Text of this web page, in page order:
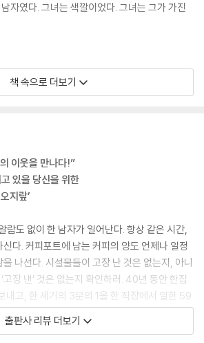
같은 적응을 ‘진화’라고 볼 때, 오베는 정반대다.
살고, 한 세기의 3분의 1을 한 직장에서 일했으
한 남자다. 오래된 집을 부수어 새 집을 짓고,
는 행동하는 시대의 남자다. 차가 고장나면 바로
게 해결하려 하거나, IT컨설턴트라 거들먹거리
손으로 직접 해결하려 한다. 그는 세상의 흐름
에 영원히 닻을 내려버린 남자다.
는 유쾌한 웃음과 마침내 가슴을 말캉말캉하게
EVO를 뒤집어 만들어졌다는 사실에서 발생한
고, 아이패드에 키보드가 없어서 분노하는 남자
는 괴팍한 이유로 투덜대고 버럭하는 오베의
인트인데, 유심히 보면 분노의 포인트가 죄다
은 사람들을 못마땅하게 여기는 지점임을 알
름을 뒤쫓는 캐릭터라면 웃음이 발생하는 양상
. 작가는 여기서 더 나아가 오베를 굉장히 성실
신만이라도 세상이 제대로 돌아가도록 해야 한다
자였다. 그녀는 색깔이었다. 그녀는 그가 가진
난 것들이 그리워진다. 아주 사소한 것들이. 미
지어는 방을 새로 칠하는 것까지도.
는지 결코 이해하지 못했다. 그녀는 음악이나
상적인 것들을 사랑했다. 오베는 손에 쥘 수 있
다. 그는 드라이버와 기름 여과기를 좋아했다.
은 채 인생을 살아갔다. 그녀는 춤을 췄다.
려 하느냐고 그녀에게 물었을 때, 그녀는 그렇
무엇을 위해 싸우는지 알아야 한다. 그게 사람들
선을 위해 싸웠다. 결코 가져본 적 없는 아이들을
는 그녀를 위해 싸웠다. 왜냐하면 그녀를 위해 싸
책 속으로 더보기
이웃을 만나다!”
있을 당신을 위한
지랖’
람도 없이 한 남자가 일어난다. 항상 같은 시간,
다. 커피포트에 남는 커피의 양도 언제나 일정
나선다. 시설물들이 고장 난 것은 없는지, 아니
고장 낸’ 것은 없는지 확인하러. 40년 동안 한집
내고, 한 세기의 3분의 1을 한 직장에서 일한 59
젊은 관리자들은 말했다. ‘이제 좀 느긋하게 살
마디와 함께 오베는 자신의 일생을 바친 직장에
출판사 리뷰 더보기